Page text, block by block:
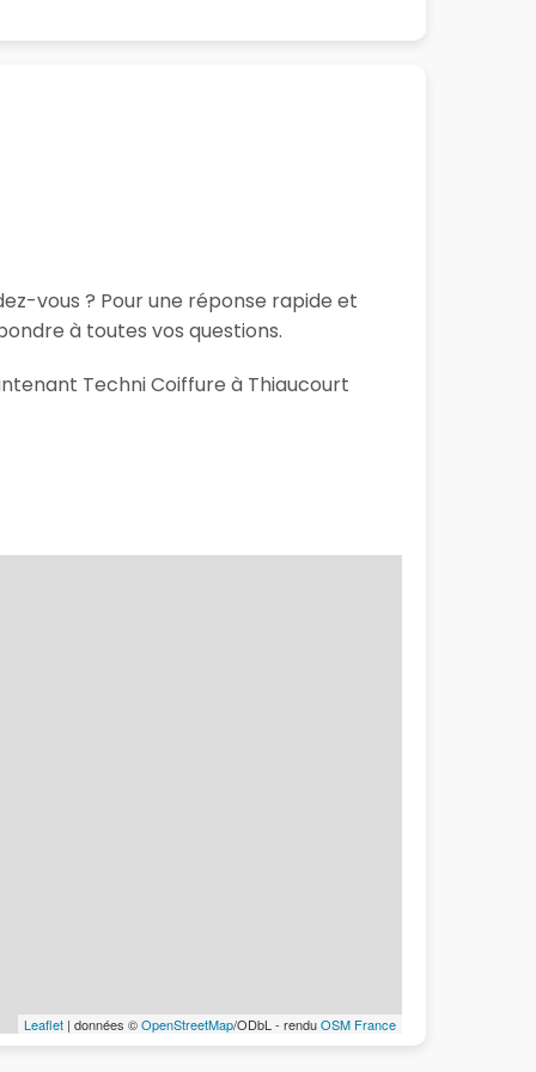
vous ? Pour une réponse rapide et
à toutes vos questions.
Techni Coiffure à Thiaucourt
Leaflet | données ©OpenStreetMap/ODbL - renduOSM France